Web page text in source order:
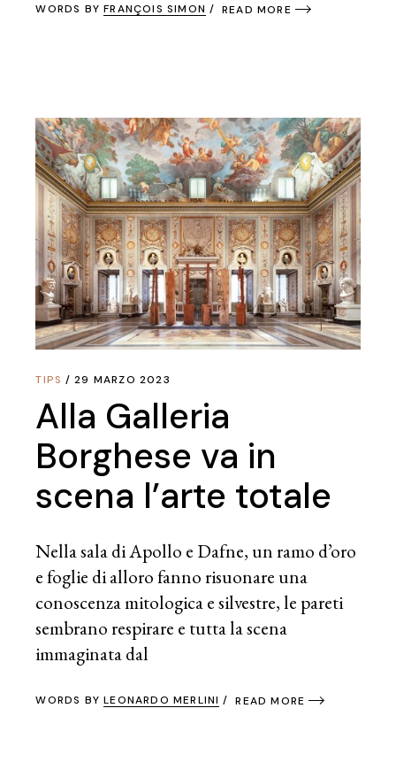
WORDS BYFRANÇOIS SIMON READ MORE
TIPS 29 MARZO 2023
Alla Galleria
Borghese va in
scena l’arte totale
Nella sala di Apollo e Dafne, un ramo d’oro
e foglie di alloro fanno risuonare una
conoscenza mitologica e silvestre, le pareti
sembrano respirare e tutta la scena
immaginata dal
WORDS BYLEONARDO MERLINI READ MORE